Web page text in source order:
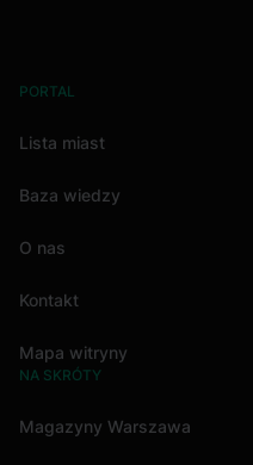
PORTAL
Lista miast
Baza wiedzy
O nas
Kontakt
Mapa witryny
NA SKRÓTY
Magazyny Warszawa